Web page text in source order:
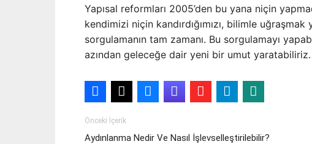
Yapısal reformları 2005’den bu yana niçin
kendimizi niçin kandırdığımızı, bilimle
sorgulamanın tam zamanı. Bu sorgulamayı
azından geleceğe dair yeni bir umut yaratabiliriz.
Önceki İçerik
Aydınlanma Nedir Ve Nasıl İşlevselleştirilebilir?